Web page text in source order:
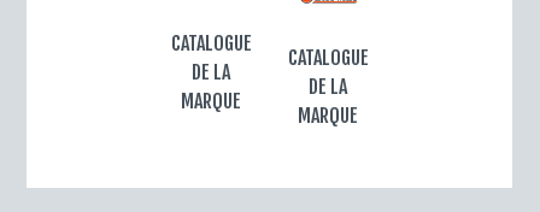
CATALOGUE
DE LA
MARQUE
CATALOGUE
DE LA
MARQUE